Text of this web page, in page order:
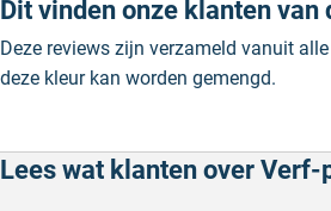
Dit vinden onze klanten van
Deze reviews zijn verzameld vanuit
deze kleur kan worden gemengd.
Lees wat klanten over Verf-